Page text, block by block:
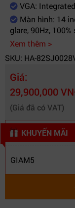
Độ phân giải
Tần số quét
Công nghệ màn
hình
Đồ Họa (VGA)
Card màn hình
Wireless
Bluetooth
Bàn phím , Chuột
Kiểu bàn phím
VGA:
Màn hình: 14
glare, 90Hz,
Xem thêm >
SKU: HA-
Giá:
29,900,000
(Giá đã có VAT)
KHUYẾN MÃI
GIAM5